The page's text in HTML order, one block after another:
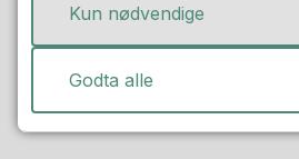
s
Kun nødvendige
Godta alle